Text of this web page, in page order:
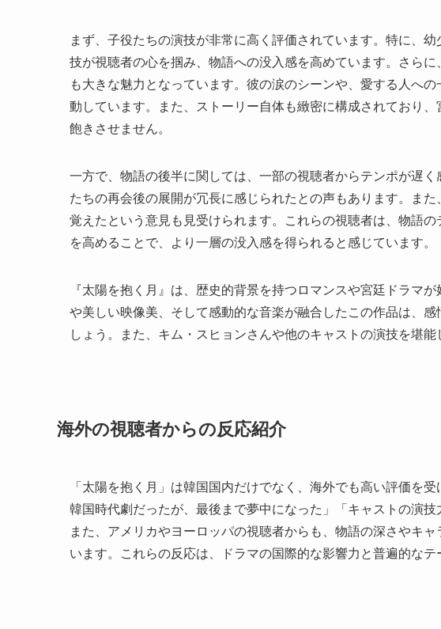
まず、子役たちの演技が非常に高く評価されています。特に、
技が視聴者の心を掴み、物語への没入感を高めています。さら
も大きな魅力となっています。彼の涙のシーンや、愛する人へ
動しています。また、ストーリー自体も緻密に構成されており
飽きさせません。
一方で、物語の後半に関しては、一部の視聴者からテンポが遅
たちの再会後の展開が冗長に感じられたとの声もあります。ま
覚えたという意見も見受けられます。これらの視聴者は、物語
を高めることで、より一層の没入感を得られると感じています。
『太陽を抱く月』は、歴史的背景を持つロマンスや宮廷ドラマ
や美しい映像美、そして感動的な音楽が融合したこの作品は、
しょう。また、キム・スヒョンさんや他のキャストの演技を堪
海外の視聴者からの反応紹介
「太陽を抱く月」は韓国国内だけでなく、海外でも高い評価を
韓国時代劇だったが、最後まで夢中になった」「キャストの演技
また、アメリカやヨーロッパの視聴者からも、物語の深さやキ
います。これらの反応は、ドラマの国際的な影響力と普遍的なテ